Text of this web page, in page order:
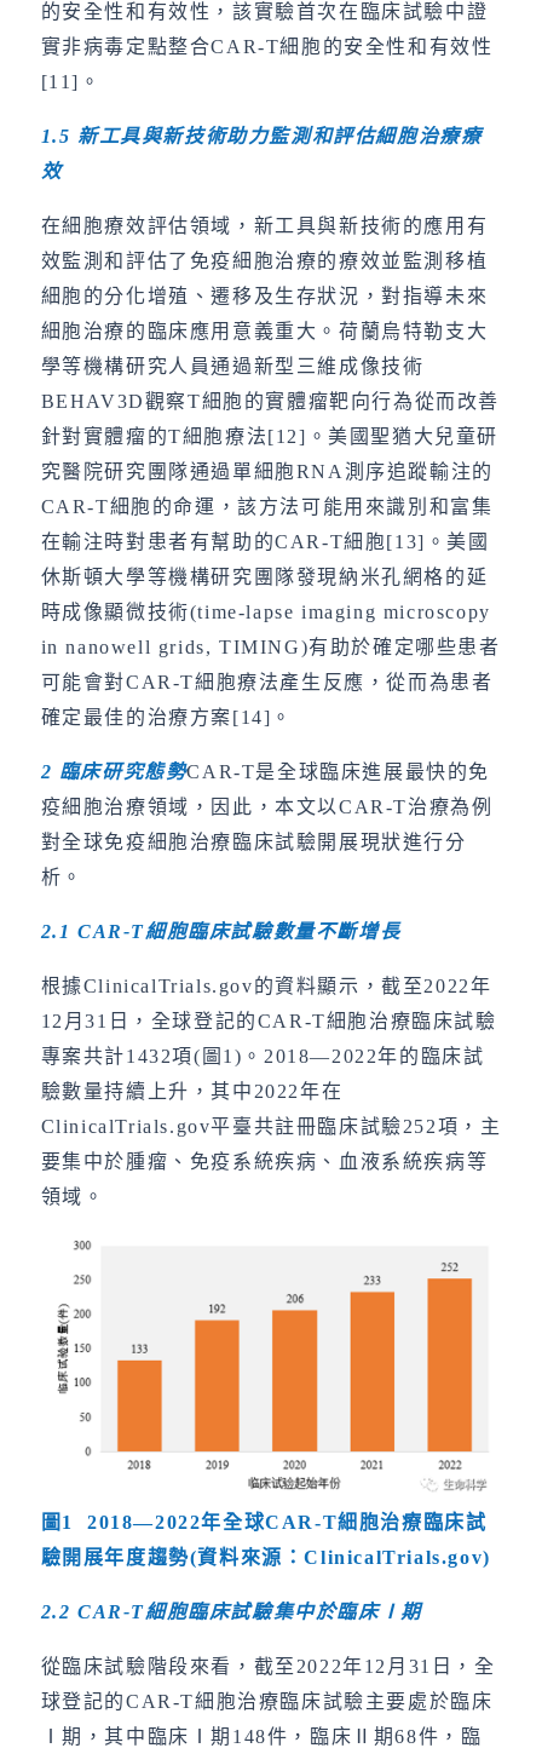
的安全性和有效性，該實驗首次在臨床試驗中證
實非病毒定點整合CAR-T細胞的安全性和有效性
[11]。
1.5 新工具與新技術助力監測和評估細胞治療療
效
在細胞療效評估領域，新工具與新技術的應用有
效監測和評估了免疫細胞治療的療效並監測移植
細胞的分化增殖、遷移及生存狀況，對指導未來
細胞治療的臨床應用意義重大。荷蘭烏特勒支大
學等機構研究人員通過新型三維成像技術
BEHAV3D觀察T細胞的實體瘤靶向行為從而改善
針對實體瘤的T細胞療法[12]。美國聖猶大兒童研
究醫院研究團隊通過單細胞RNA測序追蹤輸注的
CAR-T細胞的命運，該方法可能用來識別和富集
在輸注時對患者有幫助的CAR-T細胞[13]。美國
休斯頓大學等機構研究團隊發現納米孔網格的延
時成像顯微技術(time-lapse imaging microscopy
in nanowell grids, TIMING)有助於確定哪些患者
可能會對CAR-T細胞療法產生反應，從而為患者
確定最佳的治療方案[14]。
2 臨床研究態勢CAR-T是全球臨床進展最快的免
疫細胞治療領域，因此，本文以CAR-T治療為例
對全球免疫細胞治療臨床試驗開展現狀進行分
析。
2.1 CAR-T細胞臨床試驗數量不斷增長
根據ClinicalTrials.gov的資料顯示，截至2022年
12月31日，全球登記的CAR-T細胞治療臨床試驗
專案共計1432項(圖1)。2018—2022年的臨床試
驗數量持續上升，其中2022年在
ClinicalTrials.gov平臺共註冊臨床試驗252項，主
要集中於腫瘤、免疫系統疾病、血液系統疾病等
領域。
圖 1 2018—2022年全球CAR-T細胞治療臨床試
驗開展年度趨勢(資料來源：ClinicalTrials.gov)
2.2 CAR-T細胞臨床試驗集中於臨床Ⅰ 期
從臨床試驗階段來看，截至2022年12月31日，全
球登記的CAR-T細胞治療臨床試驗主要處於臨床
Ⅰ期，其中臨床Ⅰ期148件，臨床Ⅱ期68件，臨